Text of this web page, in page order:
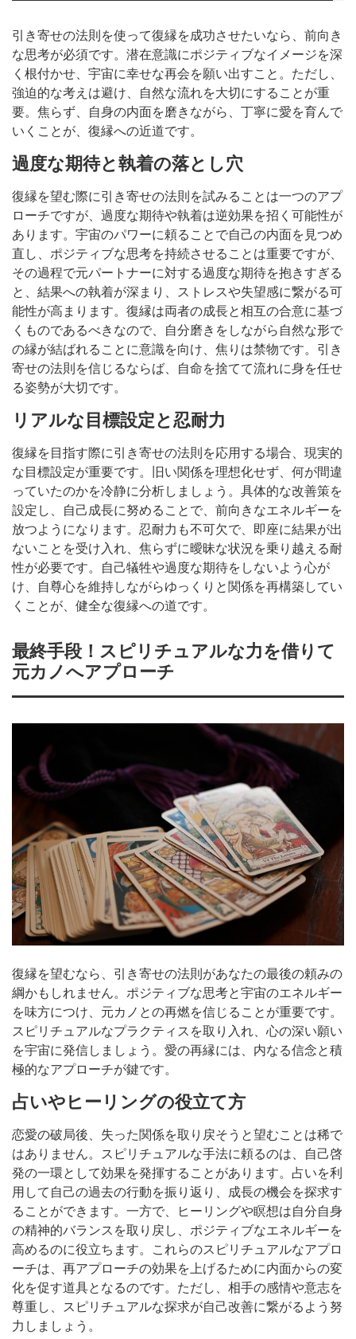
引き寄せの法則を使って復縁を成功させたいなら、前向き
な思考が必須です。潜在意識にポジティブなイメージを深
く根付かせ、宇宙に幸せな再会を願い出すこと。ただし、
強迫的な考えは避け、自然な流れを大切にすることが重
要。焦らず、自身の内面を磨きながら、丁寧に愛を育んで
いくことが、復縁への近道です。
過度な期待と執着の落とし穴
復縁を望む際に引き寄せの法則を試みることは一つのアプ
ローチですが、過度な期待や執着は逆効果を招く可能性が
あります。宇宙のパワーに頼ることで自己の内面を見つめ
直し、ポジティブな思考を持続させることは重要ですが、
その過程で元パートナーに対する過度な期待を抱きすぎる
と、結果への執着が深まり、ストレスや失望感に繋がる可
能性が高まります。復縁は両者の成長と相互の合意に基づ
くものであるべきなので、自分磨きをしながら自然な形で
の縁が結ばれることに意識を向け、焦りは禁物です。引き
寄せの法則を信じるならば、自命を捨てて流れに身を任せ
る姿勢が大切です。
リアルな目標設定と忍耐力
復縁を目指す際に引き寄せの法則を応用する場合、現実的
な目標設定が重要です。旧い関係を理想化せず、何が間違
っていたのかを冷静に分析しましょう。具体的な改善策を
設定し、自己成長に努めることで、前向きなエネルギーを
放つようになります。忍耐力も不可欠で、即座に結果が出
ないことを受け入れ、焦らずに曖昧な状況を乗り越える耐
性が必要です。自己犠牲や過度な期待をしないよう心が
け、自尊心を維持しながらゆっくりと関係を再構築してい
くことが、健全な復縁への道です。
最終手段！スピリチュアルな力を借りて
元カノへアプローチ
復縁を望むなら、引き寄せの法則があなたの最後の頼みの
綱かもしれません。ポジティブな思考と宇宙のエネルギー
を味方につけ、元カノとの再燃を信じることが重要です。
スピリチュアルなプラクティスを取り入れ、心の深い願い
を宇宙に発信しましょう。愛の再縁には、内なる信念と積
極的なアプローチが鍵です。
占いやヒーリングの役立て方
恋愛の破局後、失った関係を取り戻そうと望むことは稀で
はありません。スピリチュアルな手法に頼るのは、自己啓
発の一環として効果を発揮することがあります。占いを利
用して自己の過去の行動を振り返り、成長の機会を探求す
ることができます。一方で、ヒーリングや瞑想は自分自身
の精神的バランスを取り戻し、ポジティブなエネルギーを
高めるのに役立ちます。これらのスピリチュアルなアプロ
ーチは、再アプローチの効果を上げるために内面からの変
化を促す道具となるのです。ただし、相手の感情や意志を
尊重し、スピリチュアルな探求が自己改善に繋がるよう努
力しましょう。